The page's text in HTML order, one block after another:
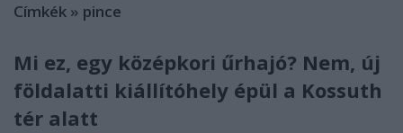
Címkék » pince
Mi ez, egy középkori űrhajó? Nem, új
földalatti kiállítóhely épül a Kossuth
tér alatt